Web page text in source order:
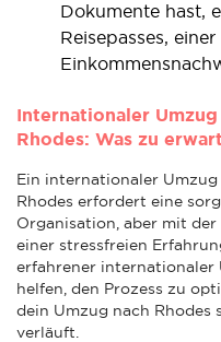
Dokumente hast,
Reisepasses,
Internationaler
Rhodes: Was zu
Ein internationaler
Rhodes erfordert eine
Organisation, aber mit
einer stressfreien
erfahrener internationaler
helfen, den Prozess zu
dein Umzug nach Rhodes
verläuft.